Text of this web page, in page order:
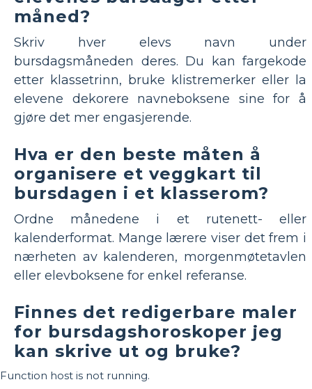
måned?
Skriv hver elevs navn under
bursdagsmåneden deres. Du kan fargekode
etter klassetrinn, bruke klistremerker eller la
elevene dekorere navneboksene sine for å
gjøre det mer engasjerende.
Hva er den beste måten å
organisere et veggkart til
bursdagen i et klasserom?
Ordne månedene i et rutenett- eller
kalenderformat. Mange lærere viser det frem i
nærheten av kalenderen, morgenmøtetavlen
eller elevboksene for enkel referanse.
Finnes det redigerbare maler
for bursdagshoroskoper jeg
kan skrive ut og bruke?
Function host is not running.